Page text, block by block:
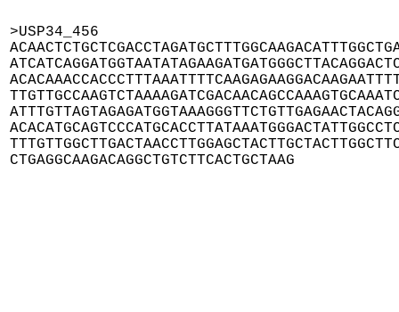
>USP34_456
CTGAGGCAAGACAGGCTGTCTTCACTGCTAAG